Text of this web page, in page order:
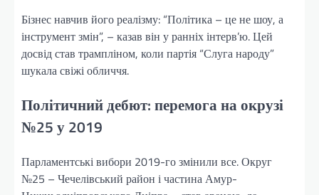
Бізнес навчив його реалізму: “Політика – це не шоу, а
інструмент змін”, – казав він у ранніх інтерв’ю. Цей
досвід став трампліном, коли партія “Слуга народу”
шукала свіжі обличчя.
Політичний дебют: перемога на окрузі
№25 у 2019
Парламентські вибори 2019-го змінили все. Округ
№25 – Чечелівський район і частина Амур-